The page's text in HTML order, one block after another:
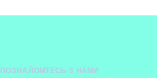
ПОЗНАЙОМТЕСЬ З НАМИ